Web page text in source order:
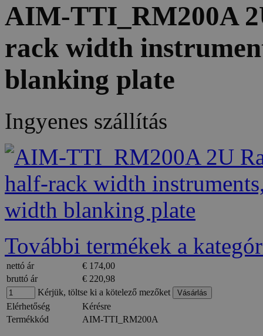
AIM-TTI_RM200A
rack width
blanking plate
Ingyenes szállítás
További termékek a
nettó ár
€ 174,00
bruttó ár
€ 220,98
Kérjük, töltse ki a kötelező mezőket
Elérhetőség
Kérésre
Termékkód
AIM-TTI_RM200A